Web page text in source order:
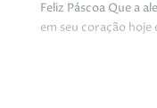
Feliz Páscoa Que a
em seu coração hoje